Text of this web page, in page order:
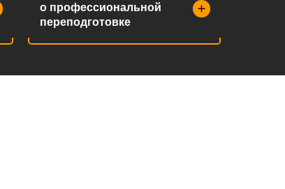
о профессиональной
переподготовке